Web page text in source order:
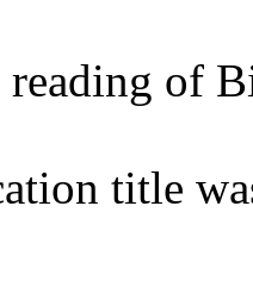
of
title